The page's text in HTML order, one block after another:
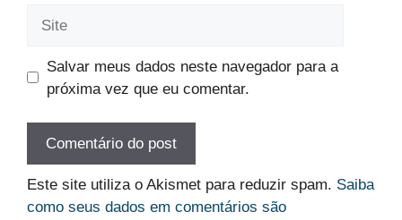
Salvar meus dados neste navegador para a
próxima vez que eu comentar.
Este site utiliza o Akismet para reduzir spam. Saiba
como seus dados em comentários são